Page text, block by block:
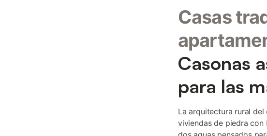
Casas
Casonas
para las
La arquitectura rural
viviendas de piedra con